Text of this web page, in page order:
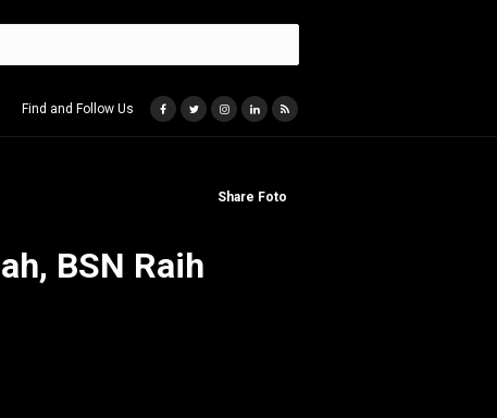
Find and Follow Us
Share Foto
BSN Raih